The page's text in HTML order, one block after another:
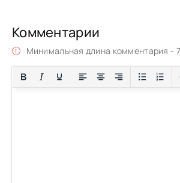
Комментарии
Минимальная длина комментария - 7